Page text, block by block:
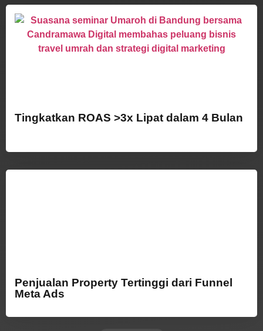
Tingkatkan ROAS >3x Lipat dalam 4 Bulan
Penjualan Property Tertinggi dari Funnel
Meta Ads